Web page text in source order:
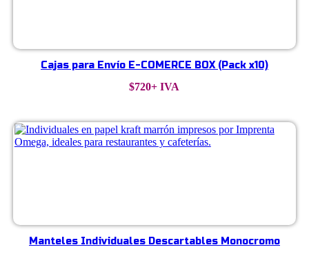
Cajas para Envío E-COMERCE BOX (Pack x10)
$720+ IVA
Manteles Individuales Descartables Monocromo